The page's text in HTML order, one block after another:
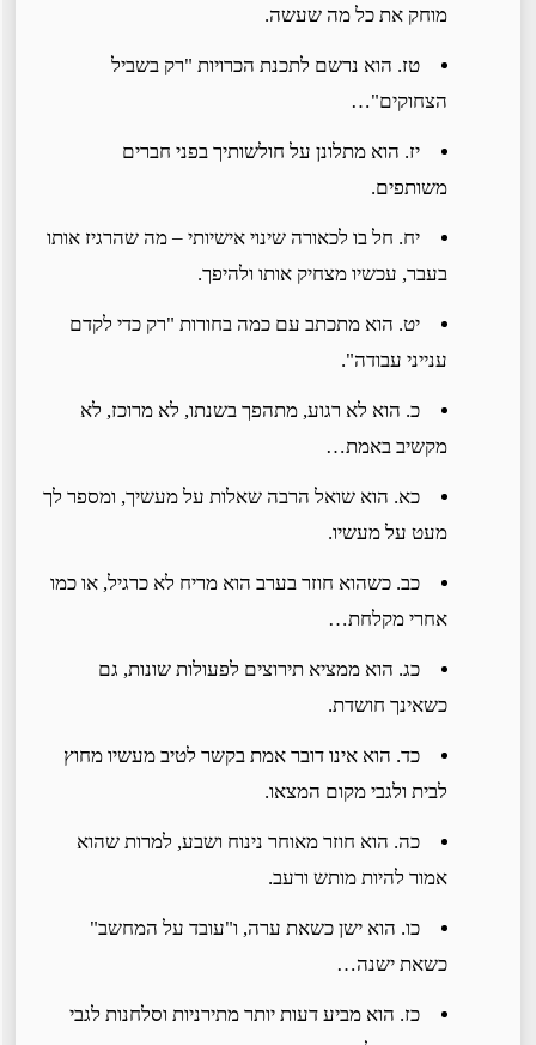
מוחק את כל מה שעשה.
טז. הוא נרשם לתכנת הכרויות "רק בשביל
הצחוקים"…
יז. הוא מתלונן על חולשותיך בפני חברים
משותפים.
יח. חל בו לכאורה שינוי אישיותי – מה שהרגיז אותו
בעבר, עכשיו מצחיק אותו ולהיפך.
יט. הוא מתכתב עם כמה בחורות "רק כדי לקדם
ענייני עבודה".
כ. הוא לא רגוע, מתהפך בשנתו, לא מרוכז, לא
מקשיב באמת…
כא. הוא שואל הרבה שאלות על מעשיך, ומספר לך
מעט על מעשיו.
כב. כשהוא חוזר בערב הוא מריח לא כרגיל, או כמו
אחרי מקלחת…
כג. הוא ממציא תירוצים לפעולות שונות, גם
כשאינך חושדת.
כד. הוא אינו דובר אמת בקשר לטיב מעשיו מחוץ
לבית ולגבי מקום המצאו.
כה. הוא חוזר מאוחר נינוח ושבע, למרות שהוא
אמור להיות מותש ורעב.
כו. הוא ישן כשאת ערה, ו"עובד על המחשב"
כשאת ישנה…
כז. הוא מביע דעות יותר מתירניות וסלחנות לגבי